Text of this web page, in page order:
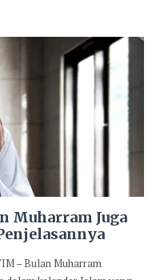
Muharram Juga
– Bulan Muharram